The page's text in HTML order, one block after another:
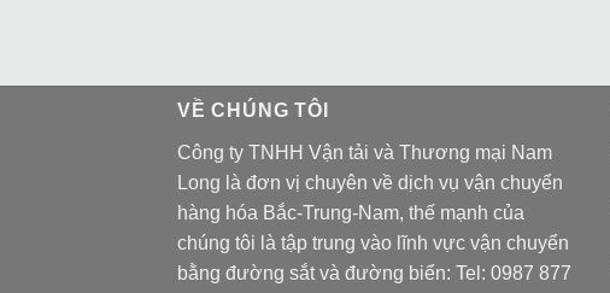
VỀ CHÚNG TÔI
Công ty TNHH Vận tải và Thương mại Nam
Long là đơn vị chuyên về dịch vụ vận chuyển
hàng hóa Bắc-Trung-Nam, thế mạnh của
chúng tôi là tập trung vào lĩnh vực vận chuyển
bằng đường sắt và đường biển: Tel: 0987 877